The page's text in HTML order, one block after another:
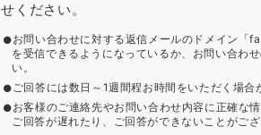
せください。
お問い合わせに対する返信メールのドメイン「
を受信できるようになっているか、お問い合わ
い。
ご回答には数日～1週間程お時間をいただく場合
お客様のご連絡先やお問い合わせ内容に正確な
ご回答が遅れたり、ご回答ができないことがござ